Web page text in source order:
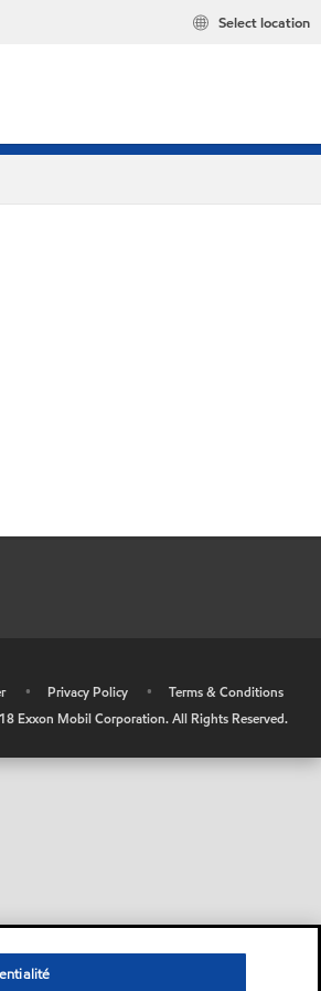
Select location
• Privacy Policy •
Terms & Conditions
Exxon Mobil Corporation. All Rights Reserved.